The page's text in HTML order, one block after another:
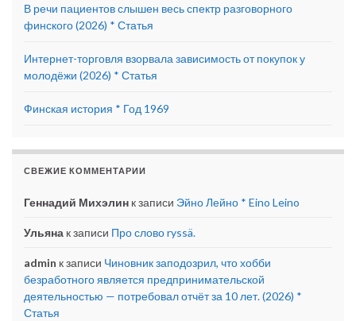
В речи пациентов слышен весь спектр разговорного
финского (2026) * Статья
Интернет-торговля взорвала зависимость от покупок у
молодёжи (2026) * Статья
Финская история * Год 1969
СВЕЖИЕ КОММЕНТАРИИ
Геннадий Михэлин к записи Эйно Лейно * Eino Leino
Ульяна к записи Про слово ryssä.
admin к записи Чиновник заподозрил, что хобби
безработного является предпринимательской
деятельностью — потребовал отчёт за 10 лет. (2026) *
Статья